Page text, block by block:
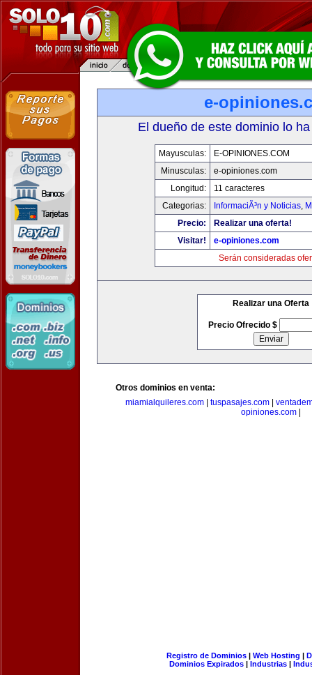
e-
El dueño de este dominio lo
Mayusculas:
E-OPINIONES.COM
Minusculas:
e-opiniones.com
Longitud:
11 caracteres
Categorias:
InformaciÃ³n y Noticias,
Precio:
Realizar una oferta!
Visitar!
e-opiniones.com
Serán consideradas
Realizar una Oferta
Precio Ofrecido $
Otros dominios en venta:
miamialquileres.com
tuspasajes.com
opiniones.com
Registro de Dominios| Web Hosting |
Dominios Expirados | Industrias |